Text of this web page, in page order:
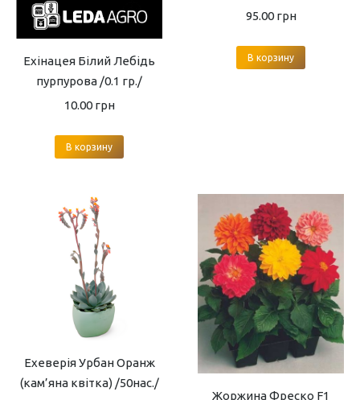
Ехінацея Білий Лебідь
пурпурова /0.1 гр./
10.00 грн
В корзину
95.00 грн
В корзину
Ехеверія Урбан Оранж
(кам’яна квітка) /50нас./
Жоржина Фреско F1